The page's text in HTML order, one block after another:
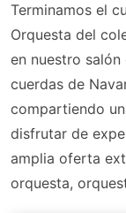
Terminamos el
Orquesta del
en nuestro
cuerdas de
compartiendo
disfrutar de
amplia oferta
orquesta,